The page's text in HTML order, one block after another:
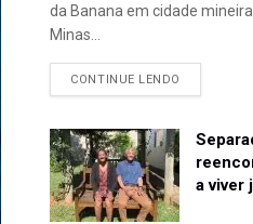
da Banana em cidade
Minas...
CONTINUE LENDO
a viver